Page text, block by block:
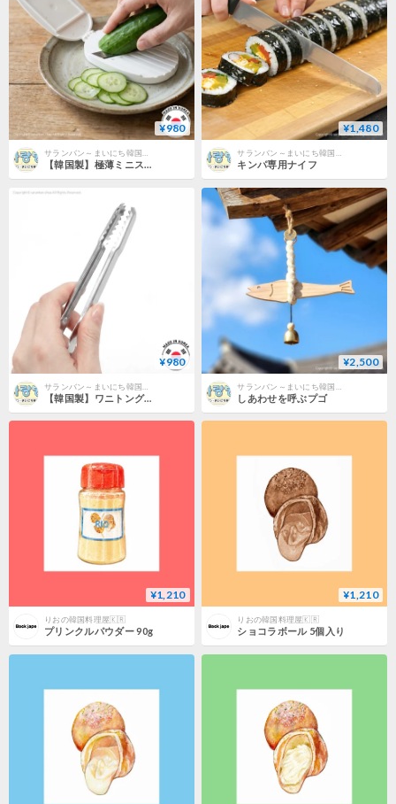
¥980
サランバン～まいにち韓国気分～
【韓国製】極薄ミニスライサー
¥1,480
サランバン～まいにち韓国気分～
キンパ専用ナイフ
¥980
【韓国製】ワニトングmini
¥2,500
しあわせを呼ぶプゴ
¥1,210
りおの韓国料理屋🇰🇷
プリンクルパウダー 90g
¥1,210
りおの韓国料理屋🇰🇷
ショコラボール 5個入り